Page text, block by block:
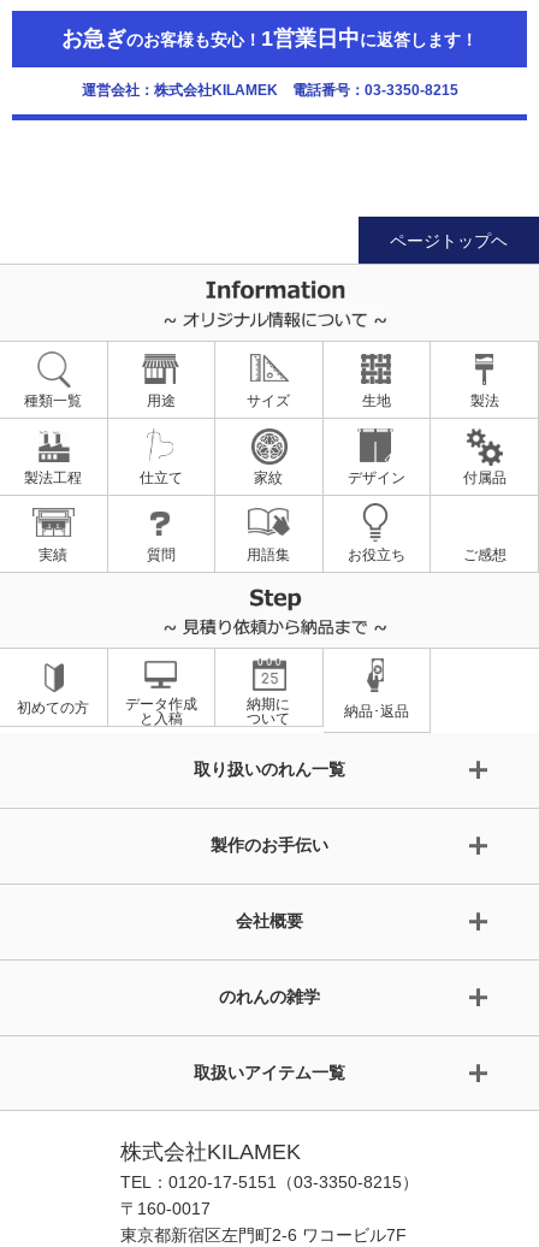
お急ぎのお客様も安心！ 1営業日中に返答します！
運営会社：株式会社KILAMEK 電話番号：03-3350-8215
ページトップヘ
種類一覧 用途 サイズ 生地 製法
製法工程 仕立て 家紋 デザイン 付属品
実績 質問 用語集 お役立ち ご感想
初めての方
データ作成
と入稿
納期に
ついて
納品･返品
取り扱いのれん一覧
製作のお手伝い
会社概要
のれんの雑学
取扱いアイテム一覧
株式会社KILAMEK
TEL：0120-17-5151（03-3350-8215）
〒160-0017
東京都新宿区左門町2-6 ワコービル7F